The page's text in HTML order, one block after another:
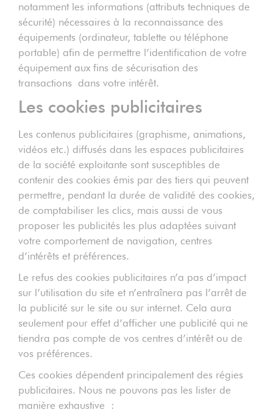
notamment les informations (attributs techniques de
sécurité) nécessaires à la reconnaissance des
équipements (ordinateur, tablette ou téléphone
portable) afin de permettre l’identification de votre
équipement aux fins de sécurisation des
transactions dans votre intérêt.
Les cookies publicitaires
Les contenus publicitaires (graphisme, animations,
vidéos etc.) diffusés dans les espaces publicitaires
de la société exploitante sont susceptibles de
contenir des cookies émis par des tiers qui peuvent
permettre, pendant la durée de validité des cookies,
de comptabiliser les clics, mais aussi de vous
proposer les publicités les plus adaptées suivant
votre comportement de navigation, centres
d’intérêts et préférences.
Le refus des cookies publicitaires n’a pas d’impact
sur l’utilisation du site et n’entraînera pas l’arrêt de
la publicité sur le site ou sur internet. Cela aura
seulement pour effet d’afficher une publicité qui ne
tiendra pas compte de vos centres d’intérêt ou de
vos préférences.
Ces cookies dépendent principalement des régies
publicitaires. Nous ne pouvons pas les lister de
manière exhaustive :